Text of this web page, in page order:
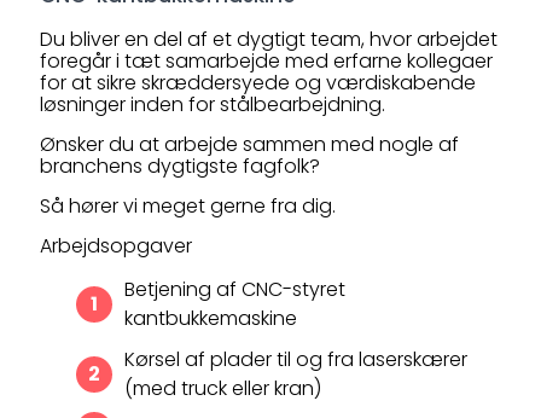
Du bliver en del af et dygtigt team, hvor arbejdet
foregår i tæt samarbejde med erfarne kollegaer
for at sikre skræddersyede og værdiskabende
løsninger inden for stålbearbejdning.
Ønsker du at arbejde sammen med nogle af
branchens dygtigste fagfolk?
Så hører vi meget gerne fra dig.
Arbejdsopgaver
Betjening af CNC-styret
kantbukkemaskine
Kørsel af plader til og fra laserskærer
(med truck eller kran)